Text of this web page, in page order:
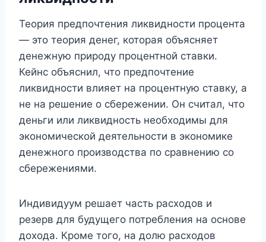
Теория предпочтения ликвидности процента
— это теория денег, которая объясняет
денежную природу процентной ставки.
Кейнс объяснил, что предпочтение
ликвидности влияет на процентную ставку, а
не на решение о сбережении. Он считал, что
деньги или ликвидность необходимы для
экономической деятельности в экономике
денежного производства по сравнению со
сбережениями.
Индивидуум решает часть расходов и
резерв для будущего потребления на основе
дохода. Кроме того, на долю расходов